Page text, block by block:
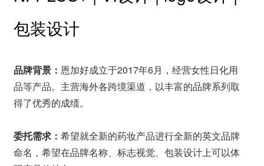
包装设计
品牌背景： 恩加好成立于2017年6月，经营女性日化用
品等产品。主营海外各跨境渠道，以丰富的品牌系列取
得了优秀的成绩。
委托需求： 希望就全新的药妆产品进行全新的英文品牌
命名，希望在品牌名称、标志视觉、包装设计上可以体